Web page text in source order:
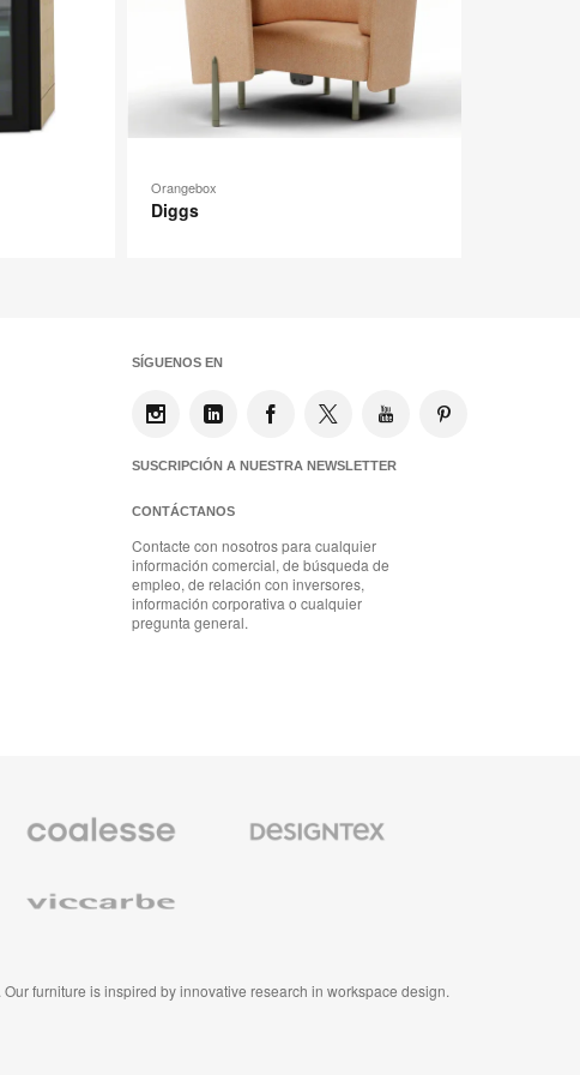
Orangebox
Diggs
SÍGUENOS EN
SUSCRIPCIÓN A NUESTRA NEWSLETTER
CONTÁCTANOS
Contacte con nosotros para cualquier
información comercial, de búsqueda de
empleo, de relación con inversores,
información corporativa o cualquier
pregunta general.
premium
furniture is inspired by innovative research in workspace design.